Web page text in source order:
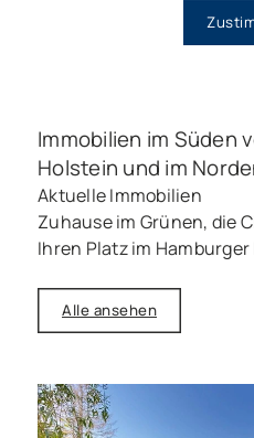
Immobilien im Süden
Holstein und im
Aktuelle Immobilien
Zuhause im Grünen, die
Ihren Platz im
Alle ansehen